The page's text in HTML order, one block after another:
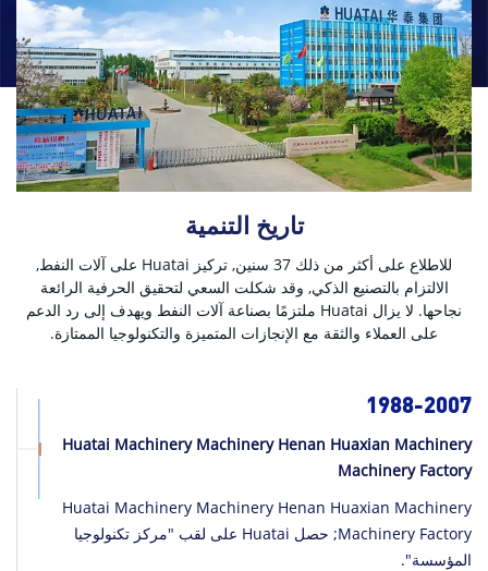
تاريخ التنمية
للاطلاع على أكثر من ذلك 37 سنين, تركيز Huatai على آلات النفط,
الالتزام بالتصنيع الذكي, وقد شكلت السعي لتحقيق الحرفية الرائعة
نجاحها.
لا يزال Huatai ملتزمًا بصناعة آلات النفط ويهدف إلى رد الدعم
على العملاء والثقة مع الإنجازات المتميزة والتكنولوجيا الممتازة.
1988-2007
Huatai Machinery Machinery Henan Huaxian Machinery
Machinery Factory
Huatai Machinery Machinery Henan Huaxian Machinery
Machinery Factory; حصل Huatai على لقب "مركز تكنولوجيا
المؤسسة".